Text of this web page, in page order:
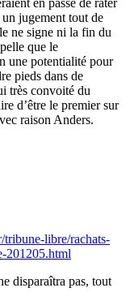
en passe de rater
jugement tout de
ne signe ni la fin du
que le
une potentialité pour
pieds dans de
très convoité du
d’être le premier sur
raison Anders.
libre/rachats-
201205.html
disparaîtra pas, tout